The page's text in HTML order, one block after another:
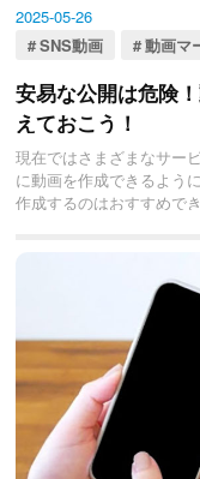
2025-05-26
SNS動画
動画マ
安易な公開は危険
えておこう！
現在ではさまざまなサー
に動画を作成できるよう
作成するのはおすすめで